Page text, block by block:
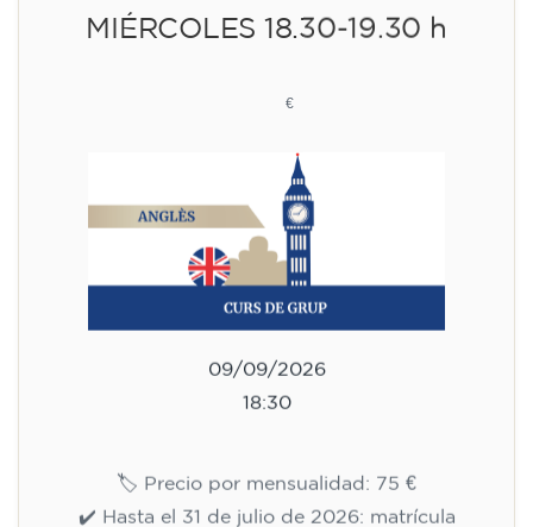
MIÉRCOLES 18.30-19.30 h
€
09/09/2026
18:30
🏷️ Precio por mensualidad: 75 €
✔️ Hasta el 31 de julio de 2026: matrícula